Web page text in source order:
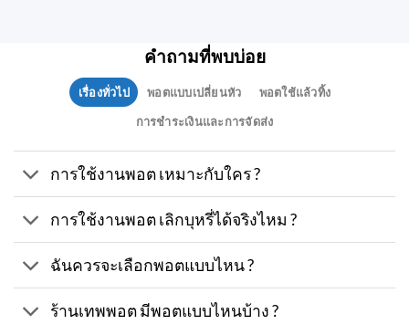
คำถามที่พบบ่อย
เรื่องทั่วไป พอตแบบเปลี่ยนหัว
พอตใช้แล้วทิ้ง
การชำระเงินและการจัดส่ง
การใช้งานพอต เหมาะกับใคร ?
การใช้งานพอต เลิกบุหรี่ได้จริงไหม ?
ฉันควรจะเลือกพอตแบบไหน ?
ร้านเทพพอต มีพอตแบบไหนบ้าง ?